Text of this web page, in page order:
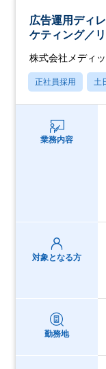
広告運用ディ
ケティング／
株式会社メディ
正社員採用 土
業務内容
対象となる方
勤務地